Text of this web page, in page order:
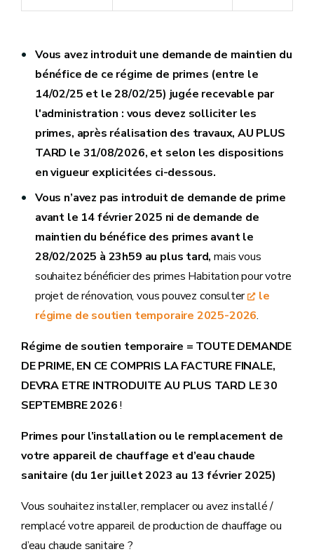
Vous avez introduit une demande de maintien du
bénéfice de ce régime de primes (entre le
14/02/25 et le 28/02/25) jugée recevable par
l'administration : vous devez solliciter les
primes, après réalisation des travaux, AU PLUS
TARD le 31/08/2026, et selon les dispositions
en vigueurexplicitées ci-dessous.
Vous n’avez pas introduit de demande de prime
avant le 14 février 2025 ni de demande de
maintien du bénéfice des primes avant le
28/02/2025 à 23h59 au plus tard,mais vous
souhaitez bénéficier des primes Habitation pour votre
projet de rénovation, vous pouvez consulter
le
régime de soutien temporaire 2025-2026.
Régime de soutien temporaire = TOUTE DEMANDE
DE PRIME, EN CE COMPRIS LA FACTURE FINALE,
DEVRA ETRE INTRODUITE AU PLUS TARD LE 30
SEPTEMBRE 2026!
Primes pour l’installation ou le remplacement de
votre appareil de chauffage et d’eau chaude
sanitaire (du 1er juillet 2023 au 13 février 2025)
Vous souhaitez installer, remplacer ou avez installé /
remplacé votre appareil de production de chauffage ou
d’eau chaude sanitaire ?